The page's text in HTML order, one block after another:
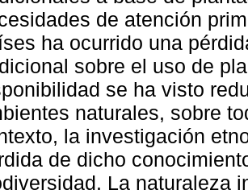
de atención
ha ocurrido una
sobre el uso de
se ha visto
naturales, sobre
la investigación
de dicho
La naturaleza